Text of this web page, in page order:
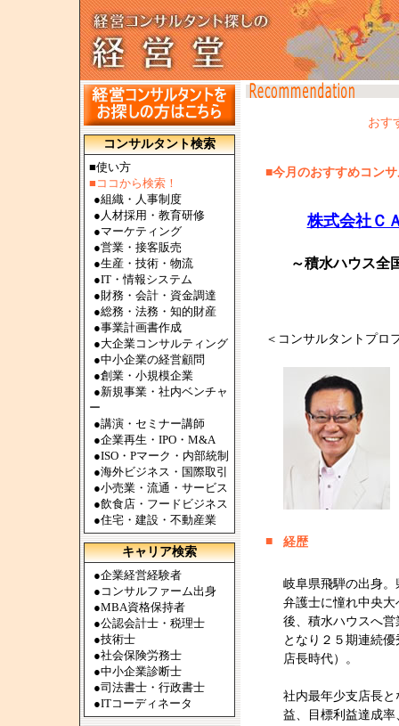
コンサルタント検索
■使い方
■ココから検索！
●組織・人事制度
● 人材採用・教育研修
●マーケティング
●営業・接客販売
●生産・技術・物流
●IT・情報システム
●財務・会計・資金調達
●総務・法務・知的財産
●事業計画書作成
●大企業コンサルティング
●中小企業の経営顧問
●創業・小規模企業
●新規事業・社内ベンチャ
ー
●講演・セミナー講師
●企業再生・IPO・M&A
●ISO・Pマーク・内部統制
●海外ビジネス・国際取引
●小売業・流通・サービス
●飲食店・フードビジネス
●住宅・建設・不動産業
キャリア検索
●企業経営経験者
● コンサルファーム出身
●MBA資格保持者
●公認会計士・税理士
●技術士
●社会保険労務士
●中小企業診断士
●司法書士・行政書士
●ITコーディネータ
おす
■今月のおすすめコン
株式会社
～積水ハウス全
＜コンサルタントプロ
■ 経歴
岐阜県飛騨の出身
弁護士に憧れ中央
後、積水ハウスへ
となり２５期連続
店長時代）。
社内最年少支店長
益、目標利益達成